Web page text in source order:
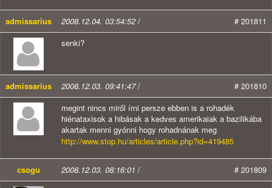
admissarius 2008.12.04. 03:54:52/
# 201811
senki?
admissarius 2008.12.03. 09:41:47/
# 201810
megint nincs miről írni persze ebben is a rohadék
hiénataxisok a hibásak a kedves amerikaiak a bazilikába
akartak menni gyónni hogy rohadnának meg
http://www.stop.hu/articles/article.php?id=419485
csogu 2008.12.03. 08:16:01 /
# 201809